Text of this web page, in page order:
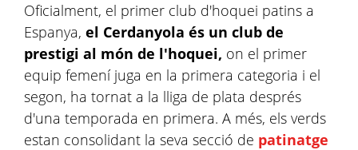
Oficialment, el primer club d'hoquei patins a
Espanya, el Cerdanyola és un club de
prestigi al món de l'hoquei, on el primer
equip femení juga en la primera categoria i el
segon, ha tornat a la lliga de plata després
d'una temporada en primera. A més, els verds
estan consolidant la seva secció de patinatge